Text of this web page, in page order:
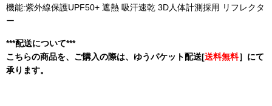
機能:紫外線保護UPF50+ 遮熱 吸汗速乾 3D人体計測採用 リフレクタ
ー
***配送について***
こちらの商品を、ご購入の際は、ゆうパケット配送[送料無料］にて
承ります。